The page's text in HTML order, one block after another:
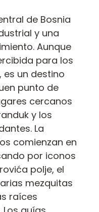
de Bosnia
y una
Aunque
para los
un destino
punto de
cercanos
y los
La
comienzan en
por iconos
polje, el
mezquitas
raíces